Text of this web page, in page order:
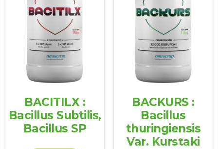
BACITILX :
Bacillus Subtilis,
Bacillus SP
BACKURS :
Bacillus
thuringiensis
Var. Kurstaki